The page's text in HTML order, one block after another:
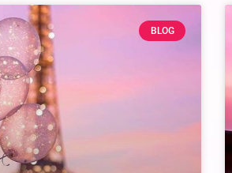
BLOG